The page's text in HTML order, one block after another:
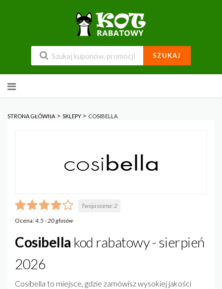
SZUKAJ
do
STRONA GŁÓWNA > SKLEPY > COSIBELLA
Twoja ocena:2
Ocena:4.5-20głosów
Cosibella kod rabatowy - sierpień
2026
Cosibella to miejsce, gdzie zamówisz wysokiej jakości